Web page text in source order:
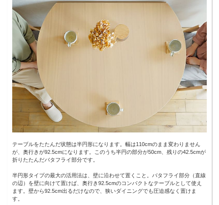
テーブルをたたんだ状態は半円形になります。幅は110cmのまま変わりません
が、奥行きが92.5cmになります。このうち半円の部分が50cm、残りの42.5cmが
折りたたんだバタフライ部分です。
半円形タイプの最大の活用法は、壁に沿わせて置くこと。バタフライ部分（直線
の辺）を壁に向けて置けば、奥行き92.5cmのコンパクトなテーブルとして使え
ます。壁から92.5cm出るだけなので、狭いダイニングでも圧迫感なく置けま
す。